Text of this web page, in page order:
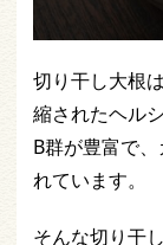
切り干し大根
縮されたヘル
B群が豊富で
れています。
そんな切り干